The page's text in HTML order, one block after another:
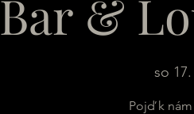
Bar &
so
Pojď k